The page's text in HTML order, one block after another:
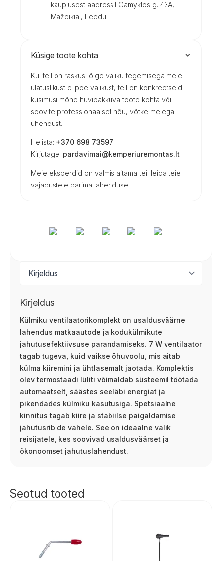
kauplusest aadressil Gamyklos g. 43A,
Mažeikiai, Leedu.
Küsige toote kohta
Kui teil on raskusi õige valiku tegemisega meie
ulatuslikust e-poe valikust, teil on konkreetseid
küsimusi mõne huvipakkuva toote kohta või
soovite professionaalset nõu, võtke meiega
ühendust.
Helista: +370 698 73597
Kirjutage: pardavimai@kemperiuremontas.lt
Meie eksperdid on valmis aitama teil leida teie
vajadustele parima lahenduse.
Kirjeldus
Külmiku ventilaatorikomplekt on usaldusväärne
lahendus matkaautode ja kodukülmikute
jahutusefektiivsuse parandamiseks. 7 W ventilaator
tagab tugeva, kuid vaikse õhuvoolu, mis aitab
külma kiiremini ja ühtlasemalt jaotada. Komplektis
olev termostaadi lüliti võimaldab süsteemil töötada
automaatselt, säästes seeläbi energiat ja
pikendades külmiku kasutusiga. Spetsiaalne
kinnitus tagab kiire ja stabiilse paigaldamise
jahutusribide vahele. See on ideaalne valik
reisijatele, kes soovivad usaldusväärset ja
ökonoomset jahutuslahendust.
Seotud tooted